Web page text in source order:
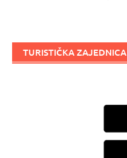
TURISTIČKA ZAJEDNICA